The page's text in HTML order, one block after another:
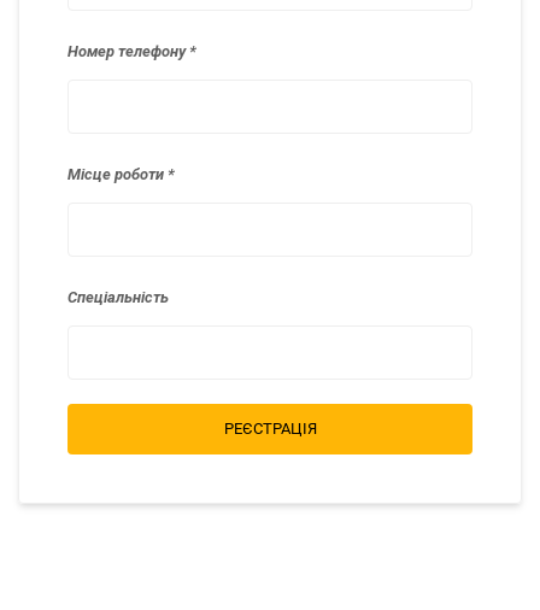
Номер телефону
Місце роботи
Спеціальність
РЕЄСТРАЦІЯ